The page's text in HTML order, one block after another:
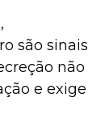
são sinais
não
e exige